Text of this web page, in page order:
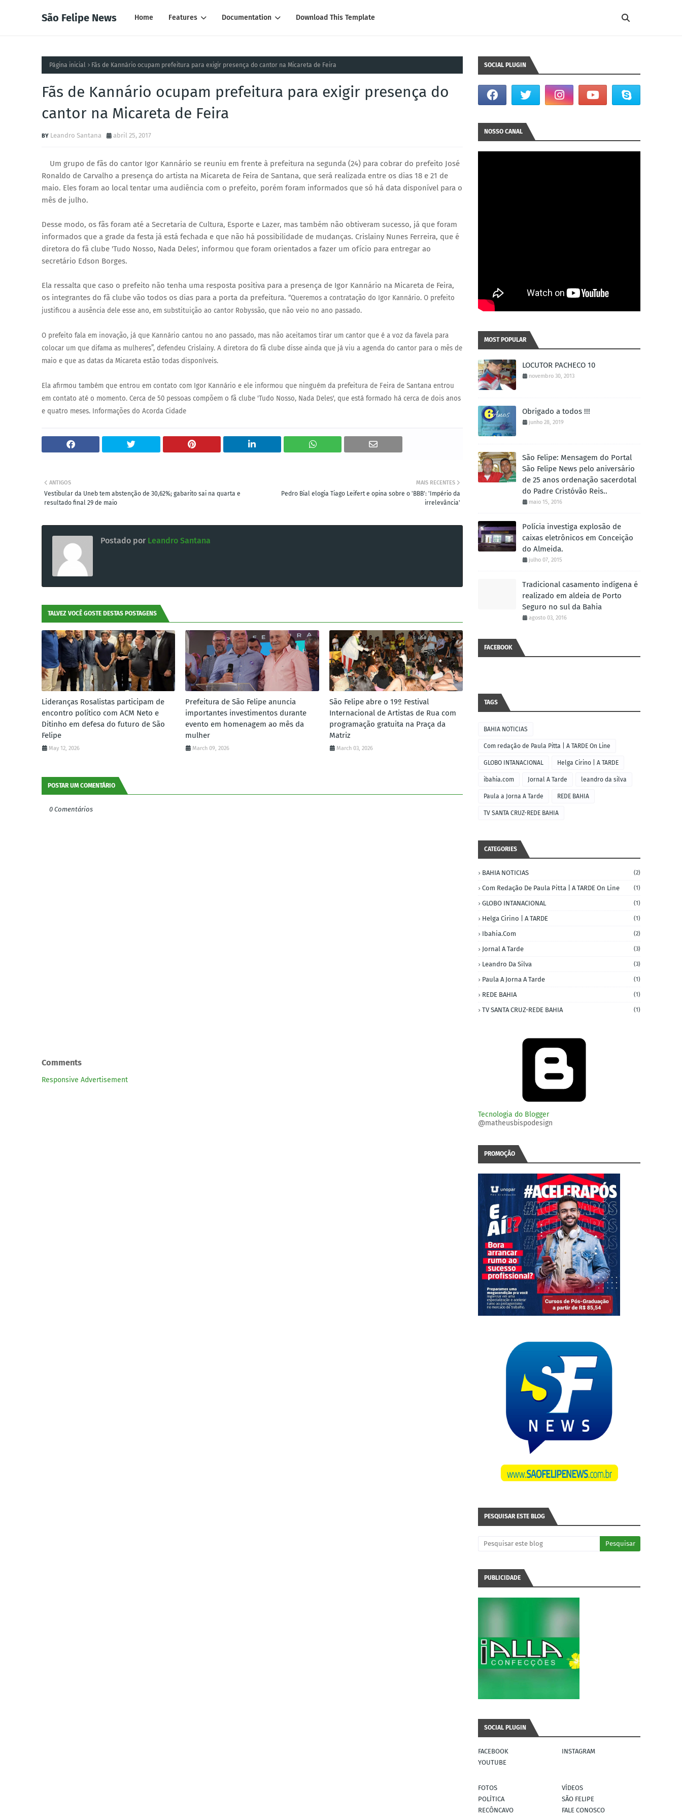
São Felipe News Home Features Documentation Download This Template
Página inicial Fãs de Kannário ocupam prefeitura para exigir presença do cantor na Micareta de Feira
Fãs de Kannário ocupam prefeitura para exigir presença do
cantor na Micareta de Feira
Leandro Santana abril 25, 2017
Um grupo de fãs do cantor Igor Kannário se reuniu em frente à prefeitura na segunda (24) para cobrar do prefeito José
Ronaldo de Carvalho a presença do artista na Micareta de Feira de Santana, que será realizada entre os dias 18 e 21 de
maio. Eles foram ao local tentar uma audiência com o prefeito, porém foram informados que só há data disponível para o
mês de julho.
Desse modo, os fãs foram até a Secretaria de Cultura, Esporte e Lazer, mas também não obtiveram sucesso, já que foram
informados que a grade da festa já está fechada e que não há possibilidade de mudanças. Crislainy Nunes Ferreira, que é
diretora do fã clube 'Tudo Nosso, Nada Deles', informou que foram orientados a fazer um ofício para entregar ao
secretário Edson Borges.
Ela ressalta que caso o prefeito não tenha uma resposta positiva para a presença de Igor Kannário na Micareta de Feira,
os integrantes do fã clube vão todos os dias para a porta da prefeitura. “Queremos a contratação do Igor Kannário. O prefeito
justificou a ausência dele esse ano, em substituição ao cantor Robyssão, que não veio no ano passado.
O prefeito fala em inovação, já que Kannário cantou no ano passado, mas não aceitamos tirar um cantor que é a voz da favela para
colocar um que difama as mulheres”, defendeu Crislainy. A diretora do fã clube disse ainda que já viu a agenda do cantor para o mês de
maio e que as datas da Micareta estão todas disponíveis.
Ela afirmou também que entrou em contato com Igor Kannário e ele informou que ninguém da prefeitura de Feira de Santana entrou
em contato até o momento. Cerca de 50 pessoas compõem o fã clube 'Tudo Nosso, Nada Deles', que está formado há cerca de dois anos
e quatro meses. Informações do Acorda Cidade
MAIS RECENTES
Pedro Bial elogia Tiago Leifert e opina sobre o 'BBB': 'Império da
irrelevância'
ANTIGOS
Vestibular da Uneb tem abstenção de 30,62%; gabarito sai na quarta e
resultado final 29 de maio
Postado por Leandro Santana
TALVEZ VOCÊ GOSTE DESTAS POSTAGENS
Lideranças Rosalistas participam de
encontro político com ACM Neto e
Ditinho em defesa do futuro de São
Felipe
May 12, 2026
Prefeitura de São Felipe anuncia
importantes investimentos durante
evento em homenagem ao mês da
mulher
March 09, 2026
São Felipe abre o 19º Festival
Internacional de Artistas de Rua com
programação gratuita na Praça da
Matriz
March 03, 2026
POSTAR UM COMENTÁRIO
0 Comentários
Comments
Responsive Advertisement
SOCIAL PLUGIN
NOSSO CANAL
MOST POPULAR
LOCUTOR PACHECO 10
novembro 30, 2013
Obrigado a todos !!!
junho 28, 2019
São Felipe: Mensagem do Portal
São Felipe News pelo aniversário
de 25 anos ordenação sacerdotal
do Padre Cristóvão Reis..
maio 15, 2016
Polícia investiga explosão de
caixas eletrônicos em Conceição
do Almeida.
julho 07, 2015
Tradicional casamento indígena é
realizado em aldeia de Porto
Seguro no sul da Bahia
agosto 03, 2016
FACEBOOK
TAGS
BAHIA NOTICIAS
Com redação de Paula Pitta | A TARDE On Line
GLOBO INTANACIONAL Helga Cirino | A TARDE
ibahia.com Jornal A Tarde leandro da silva
Paula a Jorna A Tarde REDE BAHIA
TV SANTA CRUZ-REDE BAHIA
CATEGORIES
BAHIA NOTICIAS (2)
Com Redação De Paula Pitta | A TARDE On Line (1)
GLOBO INTANACIONAL (1)
Helga Cirino | A TARDE (1)
Ibahia.com (2)
Jornal A Tarde (3)
Leandro Da Silva (3)
Paula A Jorna A Tarde (1)
REDE BAHIA (1)
TV SANTA CRUZ-REDE BAHIA (1)
Tecnologia do Blogger
@matheusbispodesign
PROMOÇÃO
PESQUISAR ESTE BLOG
PUBLICIDADE
SOCIAL PLUGIN
FACEBOOK
INSTAGRAM
YOUTUBE
FOTOS
VÍDEOS
POLÍTICA
SÃO FELIPE
RECÔNCAVO
FALE CONOSCO